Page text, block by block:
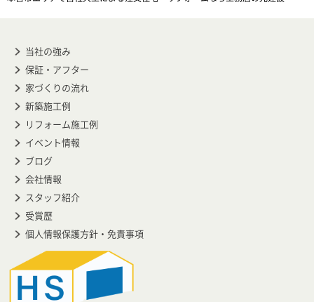
当社の強み
保証・アフター
家づくりの流れ
新築施工例
リフォーム施工例
イベント情報
ブログ
会社情報
スタッフ紹介
受賞歴
個人情報保護方針・免責事項